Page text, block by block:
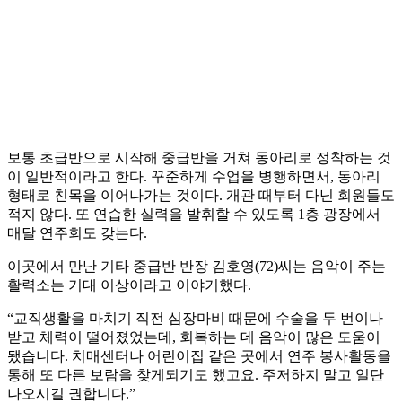
보통 초급반으로 시작해 중급반을 거쳐 동아리로 정착하는 것
이 일반적이라고 한다. 꾸준하게 수업을 병행하면서, 동아리
형태로 친목을 이어나가는 것이다. 개관 때부터 다닌 회원들도
적지 않다. 또 연습한 실력을 발휘할 수 있도록 1층 광장에서
매달 연주회도 갖는다.
이곳에서 만난 기타 중급반 반장 김호영(72)씨는 음악이 주는
활력소는 기대 이상이라고 이야기했다.
“교직생활을 마치기 직전 심장마비 때문에 수술을 두 번이나
받고 체력이 떨어졌었는데, 회복하는 데 음악이 많은 도움이
됐습니다. 치매센터나 어린이집 같은 곳에서 연주 봉사활동을
통해 또 다른 보람을 찾게되기도 했고요. 주저하지 말고 일단
나오시길 권합니다.”